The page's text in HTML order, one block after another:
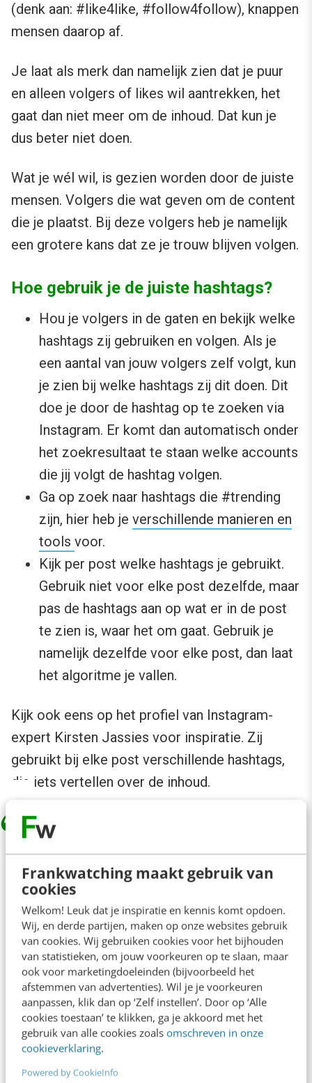
Frankwatching maakt gebruik van
cookies
Welkom! Leuk dat je inspiratie en kennis komt opdoen.
Wij, en derde partijen, maken op onze websites gebruik
van cookies. Wij gebruiken cookies voor het bijhouden
van statistieken, om jouw voorkeuren op te slaan, maar
ook voor marketingdoeleinden (bijvoorbeeld het
afstemmen van advertenties). Wil je je voorkeuren
aanpassen, klik dan op ‘Zelf instellen’. Door op ‘Alle
cookies toestaan’ te klikken, ga je akkoord met het
gebruik van alle cookies zoals omschreven in onze
cookieverklaring.
Powered by CookieInfo
(denk aan: #like4like, #follow4follow), knappen
mensen daarop af.
Je laat als merk dan namelijk zien dat je puur
en alleen volgers of likes wil aantrekken, het
gaat dan niet meer om de inhoud. Dat kun je
dus beter niet doen.
Wat je wél wil, is gezien worden door de juiste
mensen. Volgers die wat geven om de content
die je plaatst. Bij deze volgers heb je namelijk
een grotere kans dat ze je trouw blijven volgen.
Hoe gebruik je de juiste hashtags?
Hou je volgers in de gaten en bekijk welke
hashtags zij gebruiken en volgen. Als je
een aantal van jouw volgers zelf volgt, kun
je zien bij welke hashtags zij dit doen. Dit
doe je door de hashtag op te zoeken via
Instagram. Er komt dan automatisch onder
het zoekresultaat te staan welke accounts
die jij volgt de hashtag volgen.
Ga op zoek naar hashtags die #trending
zijn, hier heb je verschillende manieren en
tools voor.
Kijk per post welke hashtags je gebruikt.
Gebruik niet voor elke post dezelfde, maar
pas de hashtags aan op wat er in de post
te zien is, waar het om gaat. Gebruik je
namelijk dezelfde voor elke post, dan laat
het algoritme je vallen.
Kijk ook eens op het profiel van Instagram-
expert Kirsten Jassies voor inspiratie. Zij
gebruikt bij elke post verschillende hashtags,
die iets vertellen over de inhoud.
Dit bericht op Instagram bekijken